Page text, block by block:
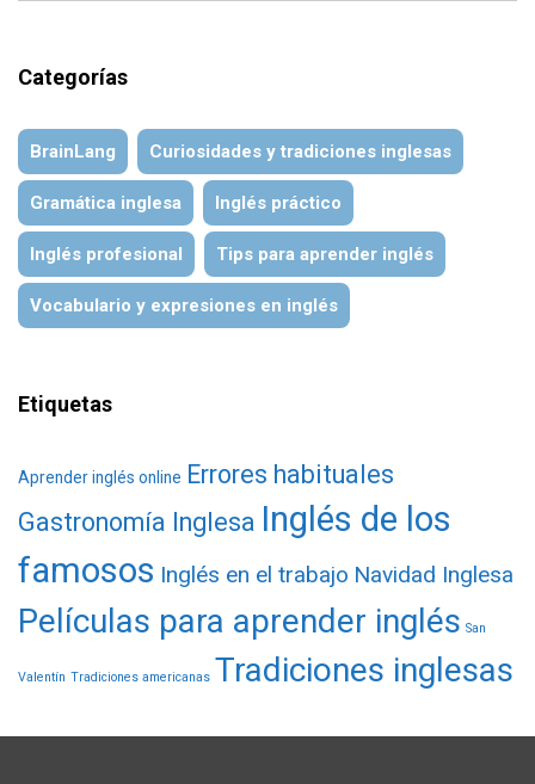
Categorías
BrainLang Curiosidades y tradiciones inglesas
Gramática inglesa Inglés práctico
Inglés profesional Tips para aprender inglés
Vocabulario y expresiones en inglés
Etiquetas
Aprender inglés online Errores habituales
Gastronomía Inglesa Inglés de los
famosos Inglés en el trabajo Navidad Inglesa
Películas para aprender inglés San
Valentín Tradiciones americanas Tradiciones inglesas